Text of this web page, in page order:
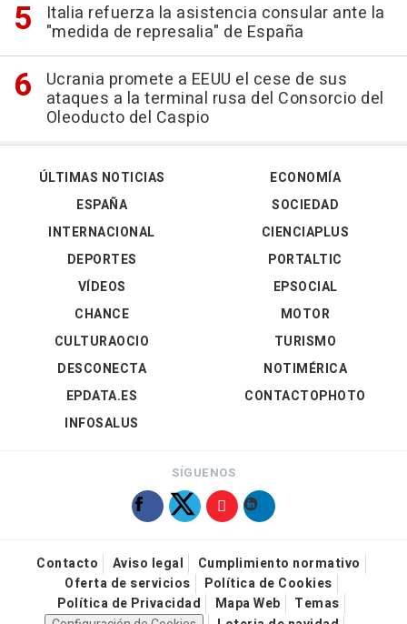
Italia refuerza la asistencia consular ante la
"medida de represalia" de España
Ucrania promete a EEUU el cese de sus
ataques a la terminal rusa del Consorcio del
Oleoducto del Caspio
ÚLTIMAS NOTICIAS
ESPAÑA
INTERNACIONAL
DEPORTES
VÍDEOS
ECONOMÍA
SOCIEDAD
CIENCIAPLUS
PORTALTIC
EPSOCIAL
CHANCE
CULTURAOCIO
DESCONECTA
EPDATA.ES
INFOSALUS
MOTOR
TURISMO
NOTIMÉRICA
CONTACTOPHOTO
SÍGUENOS
Contacto Aviso legal
Cumplimiento normativo
Oferta de servicios
Política de Cookies
Política de Privacidad
Mapa Web
Temas